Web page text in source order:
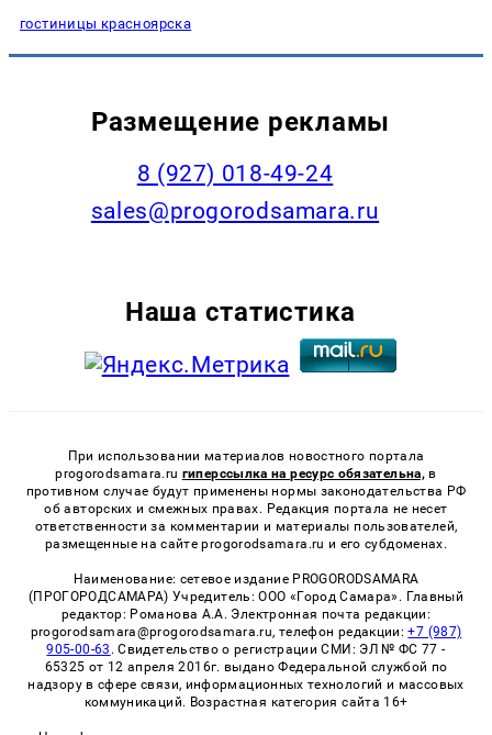
гостиницы красноярска
Размещение рекламы
8 (927) 018-49-24
sales@progorodsamara.ru
Наша статистика
При использовании материалов новостного портала
progorodsamara.ru гиперссылка на ресурс обязательна, в
противном случае будут применены нормы законодательства РФ
об авторских и смежных правах. Редакция портала не несет
ответственности за комментарии и материалы пользователей,
размещенные на сайте progorodsamara.ru и его субдоменах.
Наименование: сетевое издание PROGORODSAMARA
(ПРОГОРОДСАМАРА) Учредитель: ООО «Город Самара». Главный
редактор: Романова А.А. Электронная почта редакции:
progorodsamara@progorodsamara.ru, телефон редакции:+7 (987)
905-00-63 . Свидетельство о регистрации СМИ: ЭЛ № ФС 77 -
65325 от 12 апреля 2016г. выдано Федеральной службой по
надзору в сфере связи, информационных технологий и массовых
коммуникаций. Возрастная категория сайта 16+